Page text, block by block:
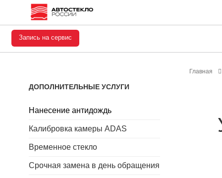
Запись на сервис
ДОПОЛНИТЕЛЬНЫЕ УСЛУГИ
Нанесение антидождь
Калибровка камеры ADAS
Временное стекло
Срочная замена в день обращения
Главная